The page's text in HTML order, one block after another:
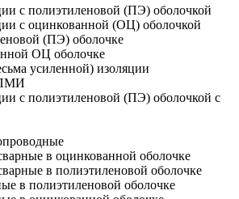
с полиэтиленовой (ПЭ) оболочкой
с оцинкованной (ОЦ) оболочкой
(ПЭ) оболочке
ОЦ оболочке
усиленной) изоляции
с полиэтиленовой (ПЭ) оболочкой с
в оцинкованной оболочке
в полиэтиленовой оболочке
в полиэтиленовой оболочке